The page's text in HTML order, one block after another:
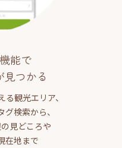
能で
つかる
観光エリア、
検索から、
見どころや
在地まで